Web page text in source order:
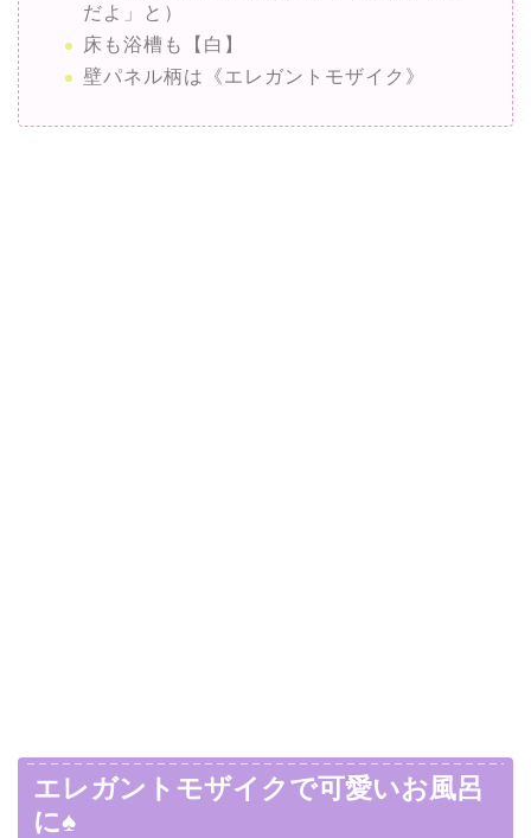
だよ」と）
床も浴槽も【白】
壁パネル柄は《エレガントモザイク》
エレガントモザイクで可愛いお風呂
に♠